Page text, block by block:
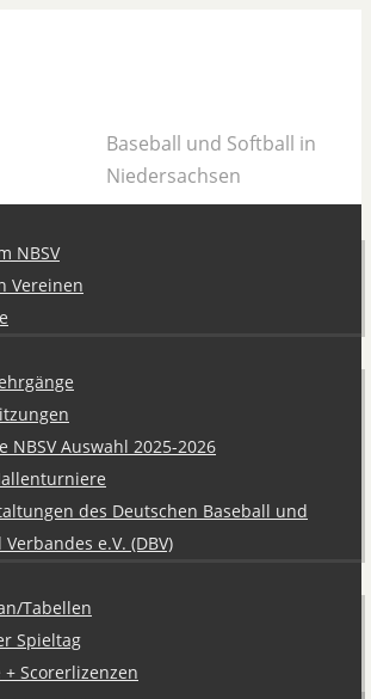
Baseball und Softball in
Niedersachsen
NBSV
Vereinen
NBSV Auswahl 2025-2026
des Deutschen Baseball und
e.V. (DBV)
Tabellen
Spieltag
Scorerlizenzen